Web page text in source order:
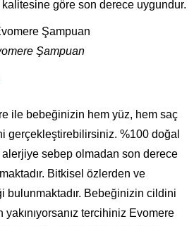
göre son derece uygundur.
Şampuan
ile bebeğinizin hem yüz, hem saç
gerçekleştirebilirsiniz. %100 doğal
sebep olmadan son derece
Bitkisel özlerden ve
bulunmaktadır. Bebeğinizin cildini
tercihiniz Evomere